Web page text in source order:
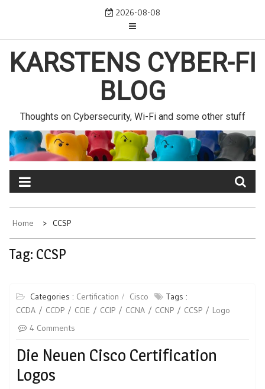
2026-08-08
KARSTENS CYBER-FI
BLOG
Thoughts on Cybersecurity, Wi-Fi and some other stuff
Home CCSP
Tag: CCSP
Categories : Certification Cisco
Tags :
CCDA
CCDP CCIE CCIP CCNA CCNP CCSP
Logo
4 Comments
Die Neuen Cisco Certification
Logos